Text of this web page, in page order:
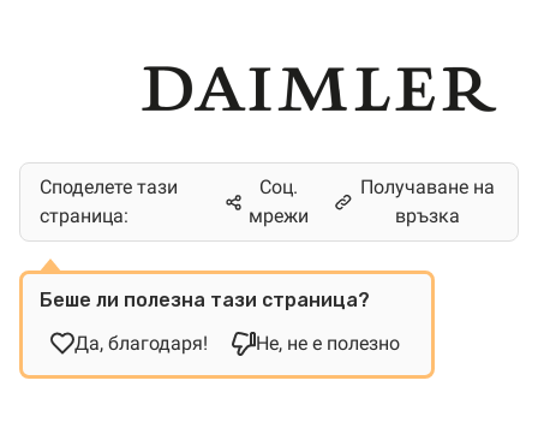
Споделете тази
страница:
Соц.
мрежи
Получаване на
връзка
Беше ли полезна тази страница?
Да, благодаря!
Не, не е полезно